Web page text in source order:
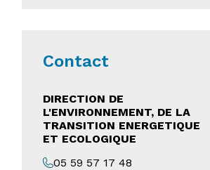
Contact
DIRECTION DE
L'ENVIRONNEMENT, DE LA
TRANSITION ENERGETIQUE
ET ECOLOGIQUE
05 59 57 17 48